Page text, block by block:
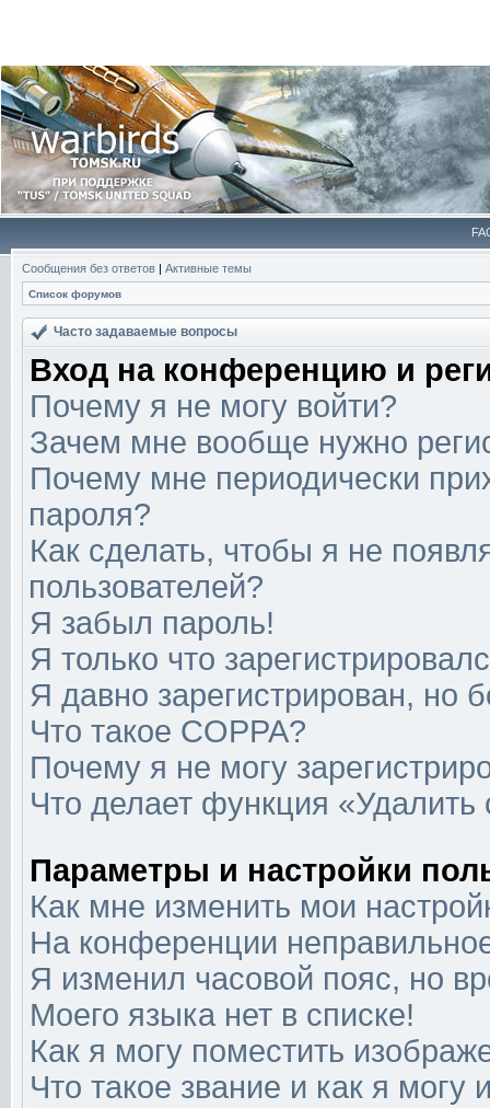
Сообщения без ответов | Активные темы
Список форумов
Часто задаваемые вопросы
Вход на конференцию и
Почему я не могу войти?
Зачем мне вообще нужно
Почему мне периодически
пароля?
Как сделать, чтобы я не
пользователей?
Я забыл пароль!
Я только что
Я давно зарегистрирован, но
Что такое COPPA?
Почему я не могу
Что делает функция
Параметры и настройки
Как мне изменить мои
На конференции
Я изменил часовой пояс, но
Моего языка нет в списке!
Как я могу поместить
Что такое звание и как я могу